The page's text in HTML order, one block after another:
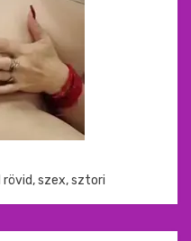
rövid,szex,sztori